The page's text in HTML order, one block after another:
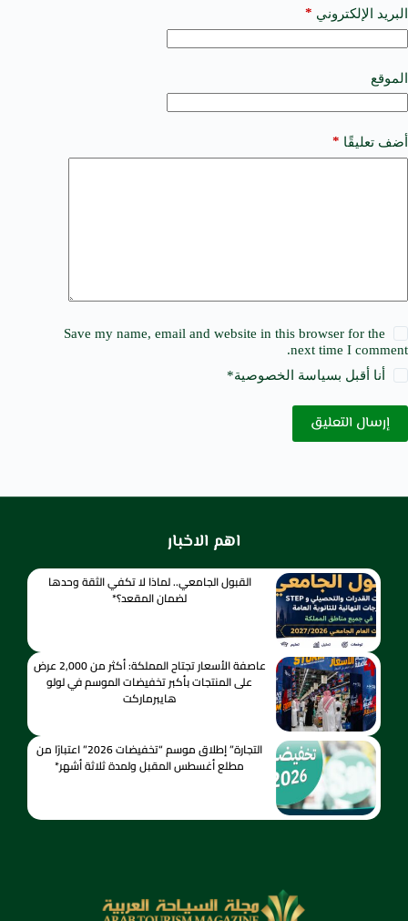
البريد الإلكتروني *
الموقع
أضف تعليقًا *
Save my name, email and website in this browser for the
next time I comment.
أنا أقبل بسياسة الخصوصية*
إرسال التعليق
a
t
i
e
:
اهم الاخبار
القبول الجامعي.. لماذا لا تكفي الثقة وحدها
لضمان المقعد؟*
عاصفة الأسعار تجتاح المملكة: أكثر من 2,000 عرض
على المنتجات بأكبر تخفيضات الموسم في لولو
هايبرماركت
التجارة” إطلاق موسم “تخفيضات 2026” اعتبارًا من
مطلع أغسطس المقبل ولمدة ثلاثة أشهر*